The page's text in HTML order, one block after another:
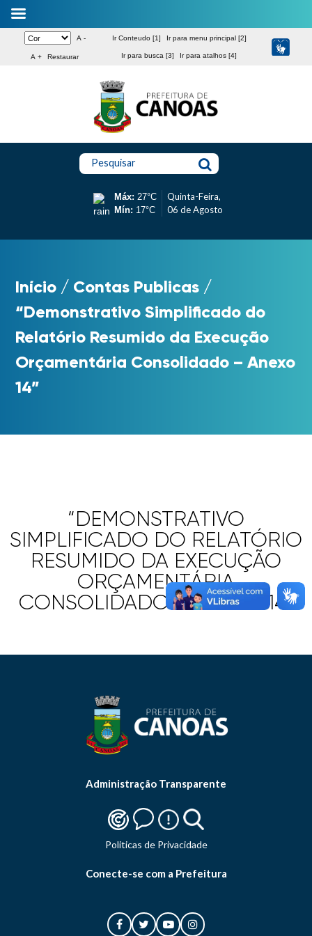
A -
A + Restaurar
Ir Conteudo [1] Ir para menu principal [2]
Ir para busca [3] Ir para atalhos [4]
Pesquisar
Máx: 27°C
Mín: 17°C
Quinta-Feira,
06 de Agosto
Início / Contas Publicas /
“Demonstrativo Simplificado do
Relatório Resumido da Execução
Orçamentária Consolidado – Anexo
14”
“DEMONSTRATIVO
SIMPLIFICADO DO RELATÓRIO
RESUMIDO DA EXECUÇÃO
ORÇAMENTÁRIA
CONSOLIDADO – ANEXO 14”
Administração Transparente
Politicas de Privacidade
Conecte-se com a Prefeitura